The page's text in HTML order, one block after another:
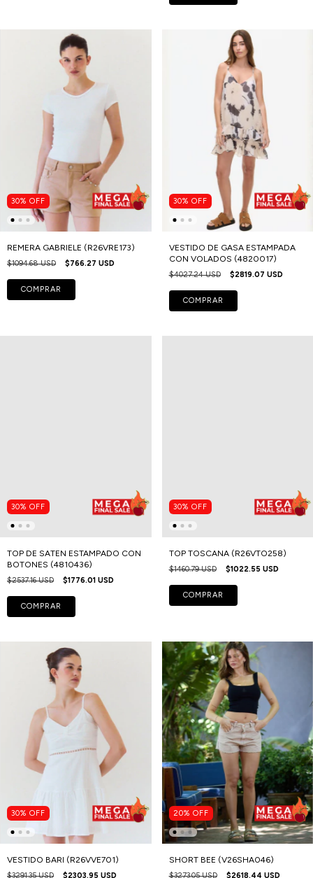
30% OFF
REMERA GABRIELE (R26VRE173)
$1094.68 USD $766.27 USD
COMPRAR
30% OFF
VESTIDO DE GASA ESTAMPADA
CON VOLADOS (4820017)
$4027.24 USD $2819.07 USD
COMPRAR
30% OFF
TOP DE SATEN ESTAMPADO CON
BOTONES (4810436)
$2537.16 USD $1776.01 USD
COMPRAR
30% OFF
TOP TOSCANA (R26VTO258)
$1460.79 USD $1022.55 USD
COMPRAR
30% OFF
VESTIDO BARI (R26VVE701)
$3291.35 USD $2303.95 USD
20% OFF
SHORT BEE (V26SHA046)
$3273.05 USD $2618.44 USD